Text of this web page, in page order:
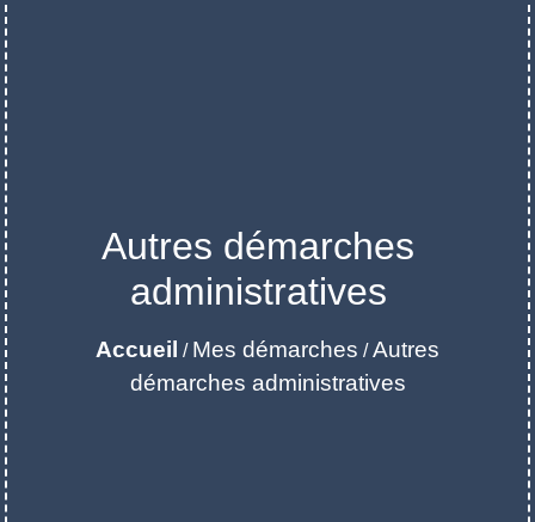
Autres démarches
administratives
Accueil / Mes démarches /Autres
démarches administratives